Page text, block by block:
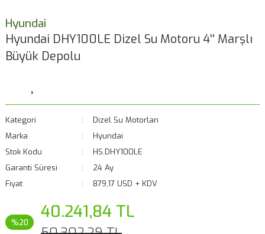
Hyundai
Hyundai DHY100LE Dizel Su Motoru 4'' Marşlı
Büyük Depolu
Kategori
Dizel Su Motorları
Marka
Hyundai
Stok Kodu
HS.DHY100LE
Garanti Süresi
24 Ay
Fiyat
879,17 USD + KDV
%20 40.241,84 TL